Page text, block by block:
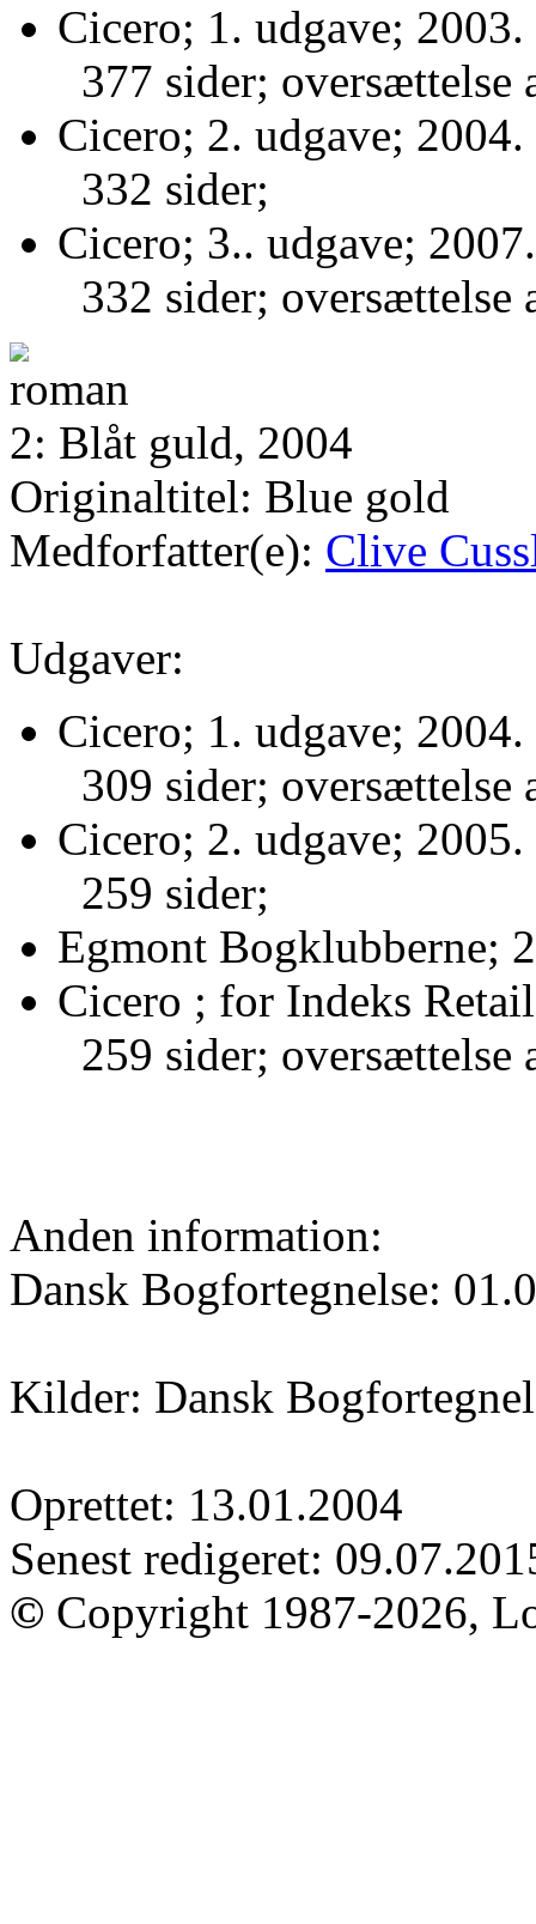
Cicero; 1. udgave; 2003.
377 sider; oversættelse
Cicero; 2. udgave; 2004.
332 sider;
Cicero; 3.. udgave; 2007.
332 sider; oversættelse
2: Blåt guld, 2004
Originaltitel: Blue gold
Medforfatter(e): Clive
Udgaver:
Cicero; 1. udgave; 2004.
309 sider; oversættelse
Cicero; 2. udgave; 2005.
259 sider;
Egmont Bogklubberne;
Cicero ; for Indeks
259 sider; oversættelse
Anden information:
Dansk Bogfortegnelse:
Kilder: Dansk
Oprettet: 13.01.2004
Senest redigeret:
© Copyright 1987-2026,